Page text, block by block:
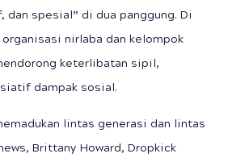
spesial” di dua panggung. Di
nirlaba dan kelompok
keterlibatan sipil,
dampak sosial.
lintas generasi dan lintas
Brittany Howard, Dropkick